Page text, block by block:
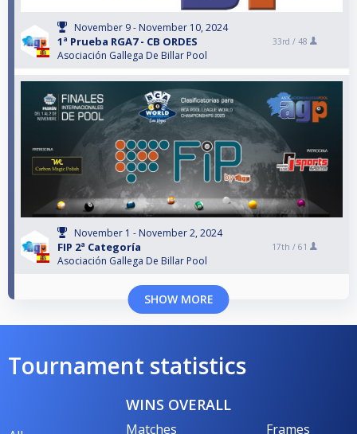
November 9 - November 10, 2024
1ª Prueba RGA7 - CB ORDES
Asociación Gallega De Billar Pool
33rd / 48
November 1 - November 2, 2024
FIP 2ª Categoría
Asociación Gallega De Billar Pool
17th / 61
SHOW MORE
Tournament statistics
WINS OVERALL
Matches Frames